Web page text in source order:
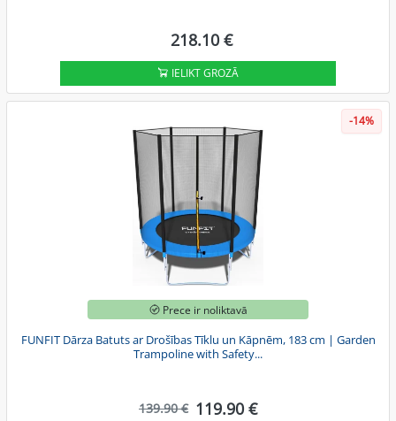
218.10 €
IELIKT GROZĀ
-14%
Prece ir noliktavā
FUNFIT Dārza Batuts ar Drošības Tīklu un Kāpnēm, 183 cm | Garden
Trampoline with Safety...
139.90 € 119.90 €